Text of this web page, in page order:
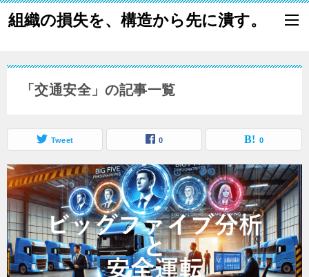
組織の損失を、構造から先に潰す。
「交通安全」の記事一覧
Tweet 0 0